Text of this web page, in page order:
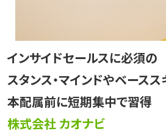
インサイドセールスに必須の
スタンス・マインドやベースス
本配属前に短期集中で習得
株式会社 カオナビ